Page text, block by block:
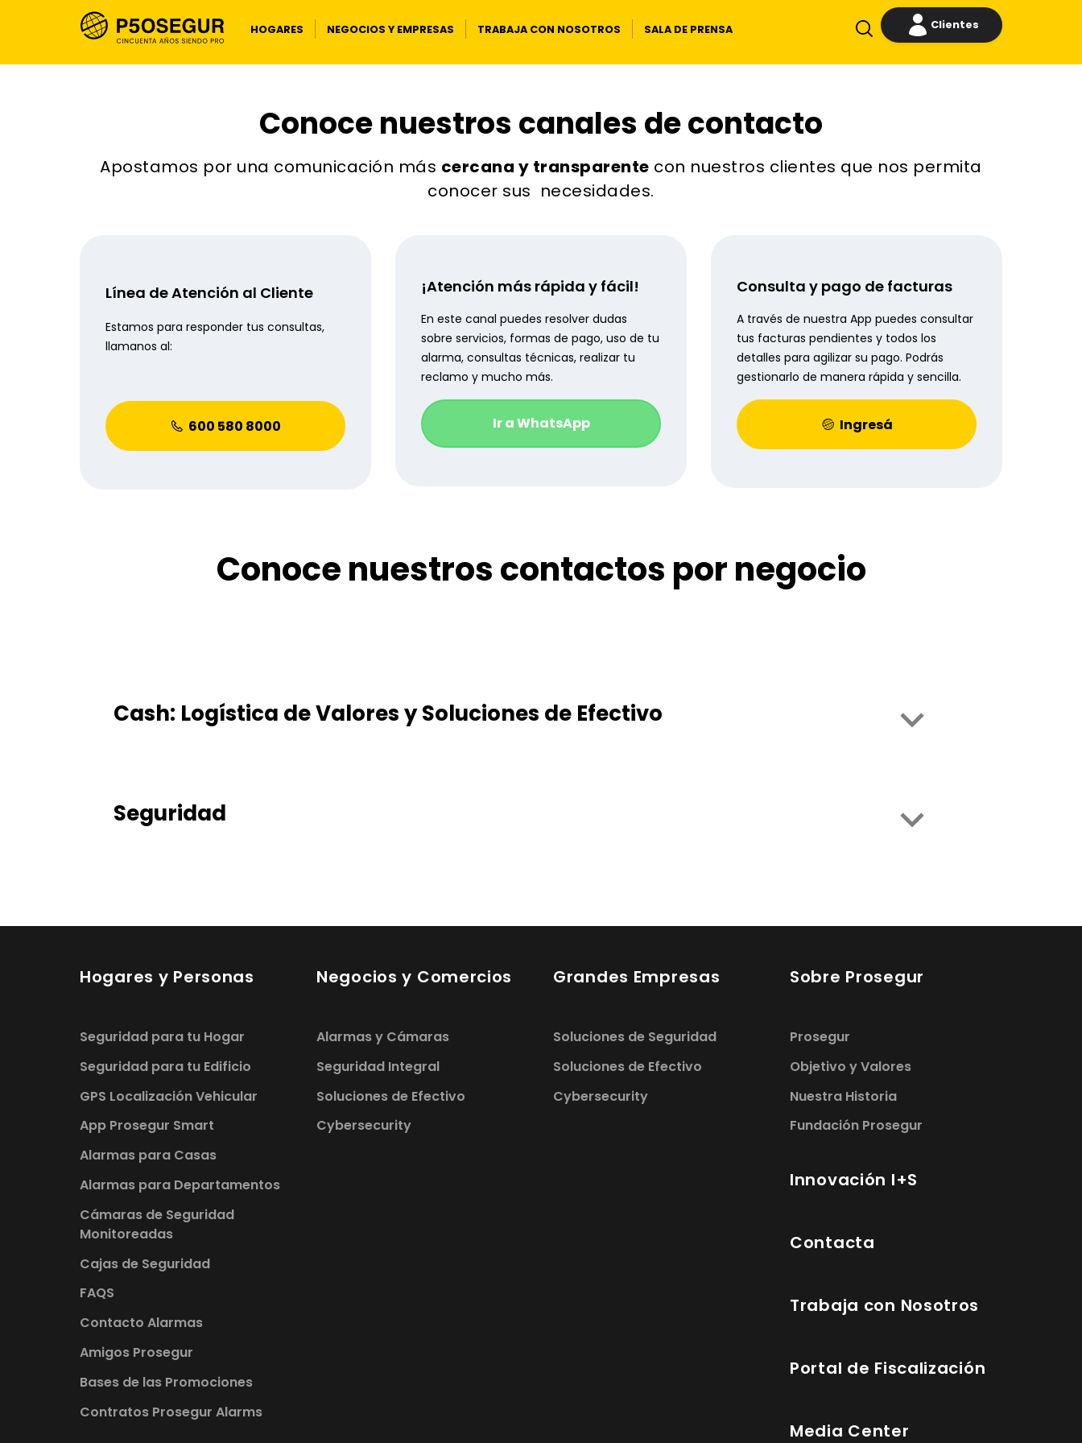
HOGARES NEGOCIOS Y EMPRESAS TRABAJA CON NOSOTROS SALA DE PRENSA Clientes
Conoce nuestros canales de contacto
Apostamos por una comunicación más cercana y transparente con nuestros clientes que nos permita
conocer sus necesidades.
Línea de Atención al Cliente
Estamos para responder tus consultas,
llamanos al:
600 580 8000
¡Atención más rápida y fácil!
En este canal puedes resolver dudas
sobre servicios, formas de pago, uso de tu
alarma, consultas técnicas, realizar tu
reclamo y mucho más.
Ir a WhatsApp
Consulta y pago de facturas
A través de nuestra App puedes consultar
tus facturas pendientes y todos los
detalles para agilizar su pago. Podrás
gestionarlo de manera rápida y sencilla.
Ingresá
Conoce nuestros contactos por negocio
Cash: Logística de Valores y Soluciones de Efectivo
Seguridad
Hogares y Personas
Seguridad para tu Hogar
Seguridad para tu Edificio
GPS Localización Vehicular
App Prosegur Smart
Alarmas para Casas
Alarmas para Departamentos
Cámaras de Seguridad
Monitoreadas
Cajas de Seguridad
FAQS
Contacto Alarmas
Amigos Prosegur
Bases de las Promociones
Contratos Prosegur Alarms
Negocios y Comercios
Alarmas y Cámaras
Seguridad Integral
Soluciones de Efectivo
Cybersecurity
Grandes Empresas
Soluciones de Seguridad
Soluciones de Efectivo
Cybersecurity
Sobre Prosegur
Prosegur
Objetivo y Valores
Nuestra Historia
Fundación Prosegur
Innovación I+S
Contacta
Trabaja con Nosotros
Portal de Fiscalización
Media Center